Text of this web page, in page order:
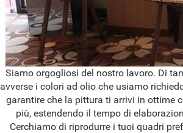
Siamo orgogliosi del nostro lavoro. Di
avverse i colori ad olio che usiamo
garantire che la pittura ti arrivi in ottime
più, estendendo il tempo di
Cerchiamo di riprodurre i tuoi quadri